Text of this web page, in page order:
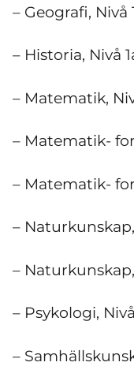
– Geografi, Nivå
– Historia, Nivå
– Matematik,
– Matematik-
– Matematik-
– Naturkunskap,
–
– Psykologi, Nivå
–